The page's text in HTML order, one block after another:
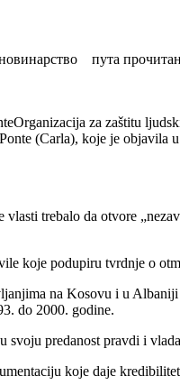
пута
Organizacija za zaštitu
(Carla), koje je objavila
trebalo da otvore
koje podupiru tvrdnje o
na Kosovu i u
do 2000. godine.
svoju predanost pravdi i
koje daje